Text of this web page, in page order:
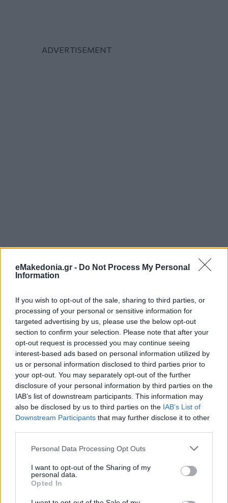
eMakedonia.gr - Do Not Process My Personal
Information
If you wish to opt-out of the sale, sharing to third parties, or
processing of your personal or sensitive information for
targeted advertising by us, please use the below opt-out
section to confirm your selection. Please note that after your
opt-out request is processed you may continue seeing
interest-based ads based on personal information utilized by
us or personal information disclosed to third parties prior to
your opt-out. You may separately opt-out of the further
disclosure of your personal information by third parties on the
IAB’s list of downstream participants. This information may
also be disclosed by us to third parties on the IAB’s List of
Downstream Participants that may further disclose it to other
Please note that this website/app uses one or more Google
not limited to your visit or usage behaviour. You may click to
grant or deny consent to Google and its third-party tags to
use your data for below specified purposes in below Google
consent section.
Personal Data Processing Opt Outs
I want to opt-out of the Sharing of my
personal data.
Opted In